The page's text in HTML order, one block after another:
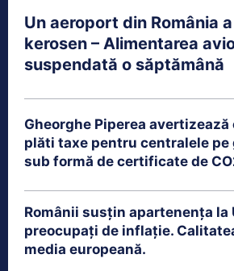
Un aeroport din România
kerosen – Alimentarea
suspendată o săptămână
Gheorghe Piperea
plăti taxe pentru centralele pe
sub formă de certificate de
Românii susțin apartenența la
preocupați de inflație.
media europeană.